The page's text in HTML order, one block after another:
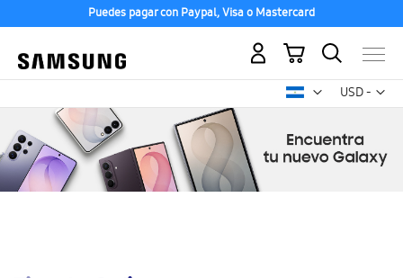
Puedes pagar con Paypal, Visa o Mastercard
USD -
dólar
Mi carrito